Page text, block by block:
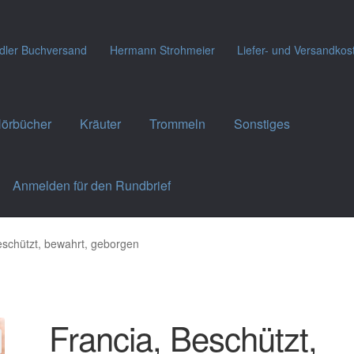
Buchversand Hermann Strohmeier Liefer- und
Kräuter Trommeln Sonstiges
Anmelden für den Rundbrief
bewahrt, geborgen
Francia, Beschützt,